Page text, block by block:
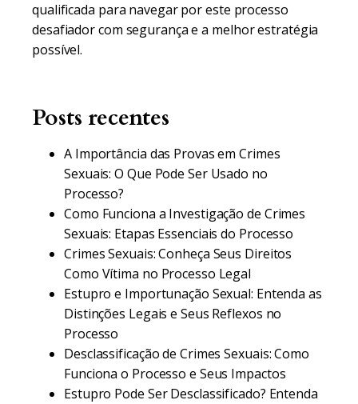
qualificada para navegar por este processo
desafiador com segurança e a melhor estratégia
possível.
Posts recentes
A Importância das Provas em Crimes
Sexuais: O Que Pode Ser Usado no
Processo?
Como Funciona a Investigação de Crimes
Sexuais: Etapas Essenciais do Processo
Crimes Sexuais: Conheça Seus Direitos
Como Vítima no Processo Legal
Estupro e Importunação Sexual: Entenda as
Distinções Legais e Seus Reflexos no
Processo
Desclassificação de Crimes Sexuais: Como
Funciona o Processo e Seus Impactos
Estupro Pode Ser Desclassificado? Entenda